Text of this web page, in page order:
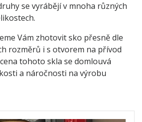
se vyrábějí v mnoha různých
Vám zhotovit sko přesně dle
rozměrů i s otvorem na přívod
tohoto skla se domlouvá
a náročnosti na výrobu